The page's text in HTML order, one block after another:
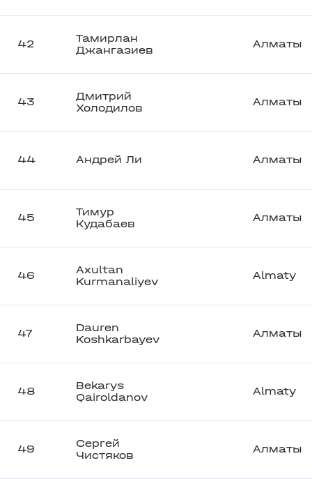
42
Тамирлан
Джангазиев
Алматы
43
Дмитрий
Холодилов
Алматы
44 Андрей Ли Алматы
45
Тимур
Кудабаев
Алматы
46
Axultan
Kurmanaliyev
Almaty
47
Dauren
Koshkarbayev
Алматы
48
Bekarys
Qairoldanov
Almaty
49
Сергей
Чистяков
Алматы